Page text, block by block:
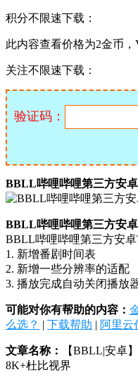
积分不限速下载：
此内容查看价格为2金币，
关注不限速下载：
验证码：
BBLL哔哩哔哩第三方安
BBLL哔哩哔哩第三方安
BBLL哔哩哔哩第三方安卓
1. 新增番剧时间表
2. 新增一些分辨率的适配
3. 播放完成自动关闭播放
可能对你有帮助的内容：
么选？ | 下载帮助 | 阿里云
文章名称：
【BBLL|安卓
8K+杜比视界